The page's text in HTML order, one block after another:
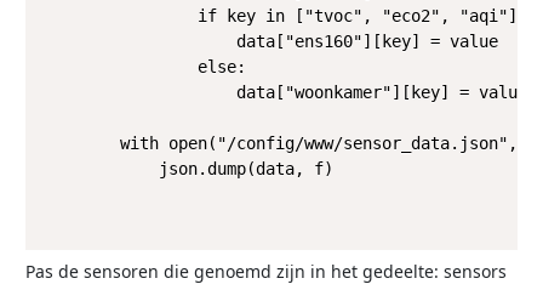
                if key in ["tvoc", "eco2", "aqi"]:
                    data["ens160"][key] = value
                else:
                    data["woonkamer"][key] = value
with open("/config/www/sensor_data.json",
            json.dump(data, f)
Pas de sensoren die genoemd zijn in het gedeelte: sensors